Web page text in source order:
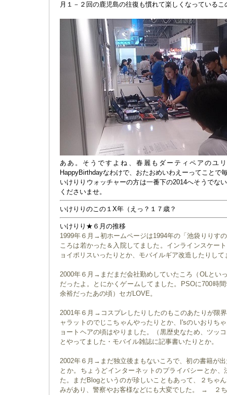
月１－２回の鹿児島の往復も慣れて楽しくなっているこ
ああ。そうですよね、春麗もダーティペアのユ
HappyBirthdayなわけで、おたおめいわえーってことで
いけりりウォッチャーの方は一番下の2014へそうでな
くださいませ。
いけりりのこの１X年（えっ？１７歳？
いけりり★６月の推移
1999年６月→初ホームページは1994年の「池袋りりす
ころは若かった＆入院してました。インラインスケー
ョイポリスいったりとか、モバイルギア改造したりして
2000年６月→まだまだ会社勤めしていたころ（OLとい
だったよ。とにかくゲームしてました。PSOに700時
余裕だったあの頃）セガLOVE。
2001年６月→コスプレしたりしたのもこのあたりが限
ャラットのでじこちゃんやったりとか、I'sのいおりち
ョートヘアの頃はやりました。（黒歴史なため、ツッ
とやってました・モバイル雑誌に記事書いたりとか。
2002年６月→まだ独立後まもないころで、初の書籍が
とか。ちょうどインターネットのプライバシーとか
た。まだBlogというのが珍しいこともあって、２ちゃ
みがあり、警察やお客様などにも大変でした。 →
２